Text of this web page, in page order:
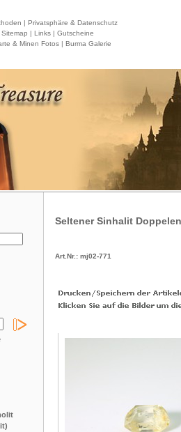
| Privatsphäre & Datenschutz
Sitemap | Links | Gutscheine
& Minen Fotos | Burma Galerie
Seltener Sinhalit
Art.Nr.: mj02-771